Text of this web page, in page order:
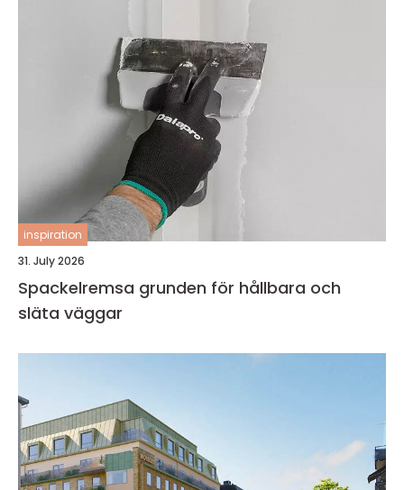
inspiration
31. July 2026
Spackelremsa grunden för hållbara och
släta väggar